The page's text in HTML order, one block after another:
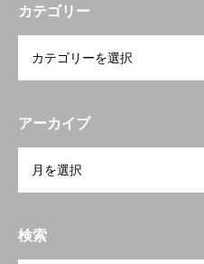
カテゴリー
アーカイブ
検索